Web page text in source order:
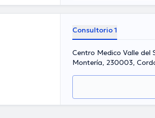
Consultorio 1
Centro Medico Valle del
Montería, 230003,